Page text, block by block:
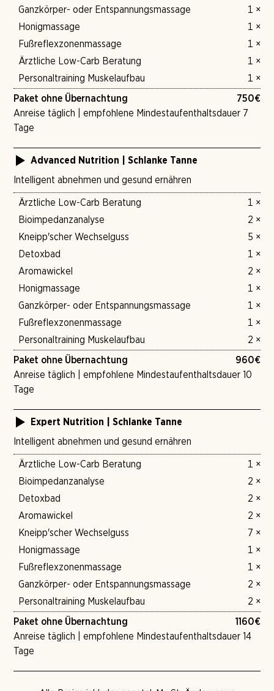
Ganzkörper- oder Entspannungsmassage
1 ×
Honigmassage
1 ×
Fußreflexzonenmassage
1 ×
Ärztliche Low-Carb Beratung
1 ×
Personaltraining Muskelaufbau
1 ×
Paket ohne Übernachtung 750€
Anreise täglich | empfohlene Mindestaufenthaltsdauer 7
Tage
Advanced Nutrition | Schlanke Tanne
Intelligent abnehmen und gesund ernähren
Ärztliche Low-Carb Beratung
1 ×
Bioimpedanzanalyse
2 ×
Kneipp'scher Wechselguss
5 ×
Detoxbad
1 ×
Aromawickel
2 ×
Honigmassage
1 ×
Ganzkörper- oder Entspannungsmassage
1 ×
Fußreflexzonenmassage
1 ×
Personaltraining Muskelaufbau
2 ×
Paket ohne Übernachtung 960€
Anreise täglich | empfohlene Mindestaufenthaltsdauer 10
Tage
Expert Nutrition | Schlanke Tanne
Intelligent abnehmen und gesund ernähren
Ärztliche Low-Carb Beratung
1 ×
Bioimpedanzanalyse
2 ×
Detoxbad
2 ×
Aromawickel
2 ×
Kneipp'scher Wechselguss
7 ×
Honigmassage
1 ×
Fußreflexzonenmassage
1 ×
Ganzkörper- oder Entspannungsmassage
2 ×
Personaltraining Muskelaufbau
2 ×
Paket ohne Übernachtung 1160€
Anreise täglich | empfohlene Mindestaufenthaltsdauer 14
Tage